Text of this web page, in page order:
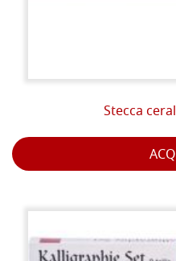
Stecca